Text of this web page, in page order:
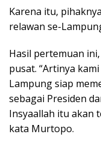
Karena itu,
relawan se-
Hasil pertemuan
pusat. “Artinya
Lampung siap
sebagai Presiden
Insyaallah itu akan
kata Murtopo.